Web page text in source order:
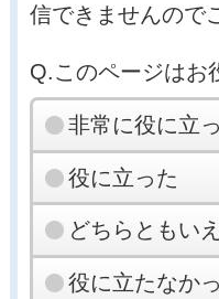
信できませんので
Q.このページはお
非常に役に立
役に立った
どちらともい
役に立たなか